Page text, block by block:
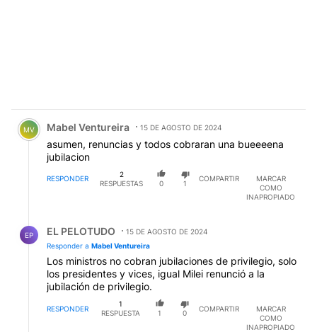
Comentario de Mabel Ventureira.
MV Mabel Ventureira 15 DE AGOSTO DE 2024
asumen, renuncias y todos cobraran una bueeeena
jubilacion
RESPONDER
2
RESPUESTAS
0 1
COMPARTIR
MARCAR
COMO
INAPROPIADO
EP EL PELOTUDO
15 DE AGOSTO DE 2024
Responder a Mabel Ventureira
Los ministros no cobran jubilaciones de privilegio, solo
los presidentes y vices, igual Milei renunció a la
jubilación de privilegio.
RESPONDER
1
RESPUESTA
1 0
COMPARTIR
MARCAR
COMO
INAPROPIADO